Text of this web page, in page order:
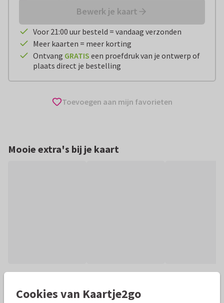
Bewerk je kaart
Voor 21:00 uur besteld = vandaag verzonden
Meer kaarten = meer korting
Ontvang GRATIS een proefdruk van je ontwerp of
plaats direct je bestelling
Toevoegen aan mijn favorieten
Mooie extra's bij je kaart
Stijlvol nieuwjaarskaartje met een mooie eigen foto op de
Cookies van Kaartje2go